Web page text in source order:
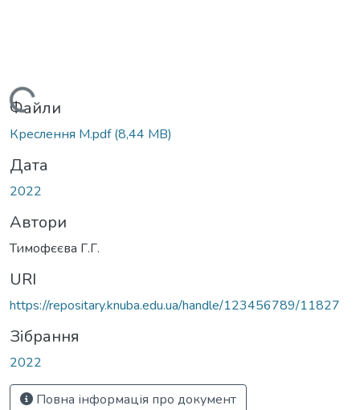
Вантажиться...
Файли
Креслення М.pdf(8,44 MB)
Дата
2022
Автори
Тимофєєва Г.Г.
URI
https://repositary.knuba.edu.ua/handle/123456789/11827
Зібрання
2022
Повна інформація про документ